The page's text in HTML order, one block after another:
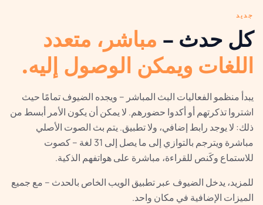
جديد
كل حدث – مباشر، متعدد
اللغات ويمكن الوصول إليه.
يبدأ منظمو الفعاليات البث المباشر – ويجده الضيوف تمامًا حيث
اشتروا تذكرتهم أو أكدوا حضورهم. لا يمكن أن يكون الأمر أبسط من
ذلك: لا يوجد رابط إضافي، ولا تطبيق. يتم بث الصوت الأصلي
مباشرة ويترجم بالتوازي إلى ما يصل إلى 31 لغة – كصوت
للاستماع وكَنص للقراءة، مباشرة على هواتفهم الذكية.
للمزيد، يدخل الضيوف عبر تطبيق الويب الخاص بالحدث – مع جميع
الميزات الإضافية في مكان واحد.